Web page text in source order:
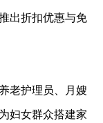
出折扣优惠与免
老护理员、月嫂
妇女群众搭建家